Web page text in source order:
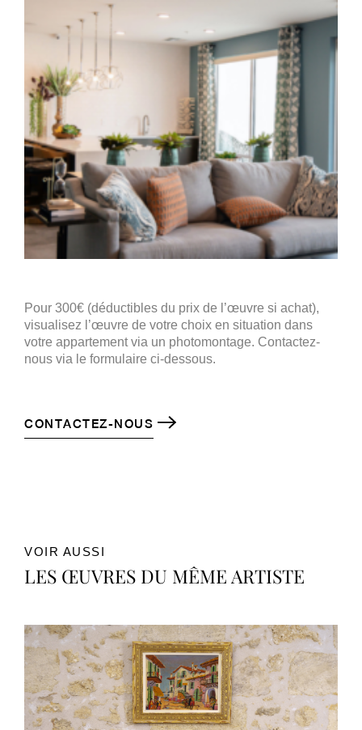
Pour 300€ (déductibles du prix de l’œuvre si achat),
visualisez l’œuvre de votre choix en situation dans
votre appartement via un photomontage. Contactez-
nous via le formulaire ci-dessous.
CONTACTEZ-NOUS
VOIR AUSSI
LES ŒUVRES DU MÊME ARTISTE